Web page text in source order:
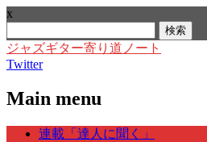
x
索:
ジャズギター寄り道ノート
Twitter
Main menu
Skip
連載「達人に聞く」